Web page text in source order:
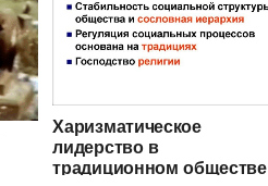
Харизматическое
лидерство в
традиционном обществе